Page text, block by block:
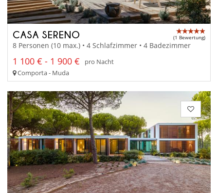
CASA SERENO (1 Bewertung)
8 Personen (10 max.) • 4 Schlafzimmer • 4 Badezimmer
1 100 € - 1 900 €
pro Nacht
Comporta - Muda